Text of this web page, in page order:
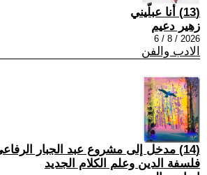
(13) أنا عبلّيني
زهير دعيم
2026 / 8 / 6
الادب والفن
(14) مدخل إلى مشروع عبد الجبار
فلسفة الدين وعلم الكلام الجديد